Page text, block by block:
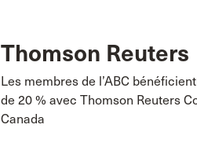
Thomson Reuters
Les membres de l’ABC
de 20 % avec Thomson Reuters
Canada